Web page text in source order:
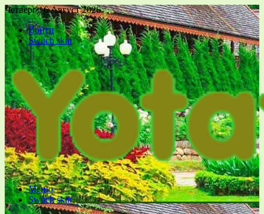
Четверг , 6 Август 2026
Войти
Switch skin
Меню
Switch skin